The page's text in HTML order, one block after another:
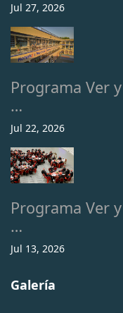
Jul 27, 2026
Programa Ver
…
Jul 22, 2026
Programa Ver
…
Jul 13, 2026
Galería